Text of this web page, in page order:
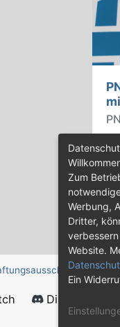
Discord
Zum
Werbung,
Dritter,
Website.
Ein